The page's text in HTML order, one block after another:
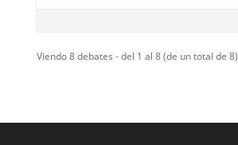
Viendo 8 debates - del 1 al 8 (de un total de 8)